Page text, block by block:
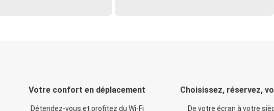
Votre confort en déplacement
Détendez-vous et profitez du Wi-Fi
Choisissez, réservez,
De votre écran à votre